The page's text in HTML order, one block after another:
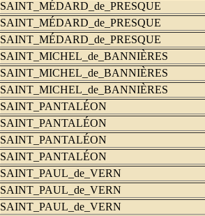
SAINT_MÉDARD_de_PRESQUE
SAINT_MÉDARD_de_PRESQUE
SAINT_MÉDARD_de_PRESQUE
SAINT_MICHEL_de_BANNIÈRES
SAINT_MICHEL_de_BANNIÈRES
SAINT_MICHEL_de_BANNIÈRES
SAINT_PANTALÉON
SAINT_PANTALÉON
SAINT_PANTALÉON
SAINT_PANTALÉON
SAINT_PAUL_de_VERN
SAINT_PAUL_de_VERN
SAINT_PAUL_de_VERN